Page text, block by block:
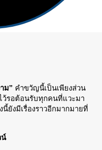
ม” คำขวัญนี้เป็นเพียงส่วน
ว้รอต้อนรับทุกคนที่แวะมา
นี้ยังมีเรื่องราวอีกมากมายที่
น์